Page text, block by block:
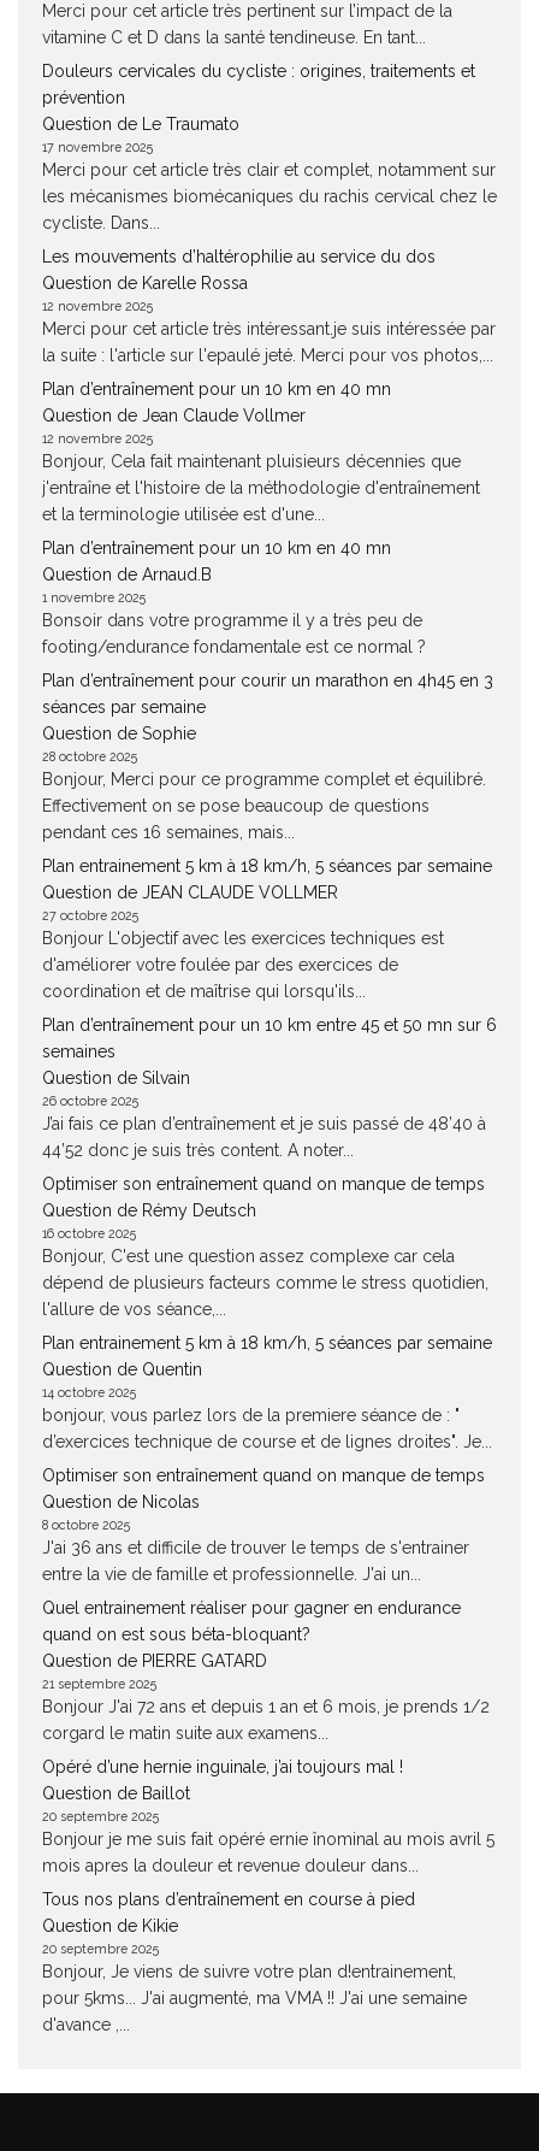
Merci pour cet article très pertinent sur l’impact de la
vitamine C et D dans la santé tendineuse. En tant...
Douleurs cervicales du cycliste : origines, traitements et
prévention
Question de Le Traumato
17 novembre 2025
Merci pour cet article très clair et complet, notamment sur
les mécanismes biomécaniques du rachis cervical chez le
cycliste. Dans...
Les mouvements d’haltérophilie au service du dos
Question de Karelle Rossa
12 novembre 2025
Merci pour cet article très intéressant.je suis intéressée par
la suite : l'article sur l'epaulé jeté. Merci pour vos photos,...
Plan d’entraînement pour un 10 km en 40 mn
Question de Jean Claude Vollmer
12 novembre 2025
Bonjour, Cela fait maintenant pluisieurs décennies que
j'entraîne et l'histoire de la méthodologie d'entraînement
et la terminologie utilisée est d'une...
Plan d’entraînement pour un 10 km en 40 mn
Question de Arnaud.B
1 novembre 2025
Bonsoir dans votre programme il y a très peu de
footing/endurance fondamentale est ce normal ?
Plan d’entraînement pour courir un marathon en 4h45 en 3
séances par semaine
Question de Sophie
28 octobre 2025
Bonjour, Merci pour ce programme complet et équilibré.
Effectivement on se pose beaucoup de questions
pendant ces 16 semaines, mais...
Plan entrainement 5 km à 18 km/h, 5 séances par semaine
Question de JEAN CLAUDE VOLLMER
27 octobre 2025
Bonjour L'objectif avec les exercices techniques est
d'améliorer votre foulée par des exercices de
coordination et de maîtrise qui lorsqu'ils...
Plan d’entraînement pour un 10 km entre 45 et 50 mn sur 6
semaines
Question de Silvain
26 octobre 2025
J’ai fais ce plan d’entraînement et je suis passé de 48’40 à
44’52 donc je suis très content. A noter...
Optimiser son entraînement quand on manque de temps
Question de Rémy Deutsch
16 octobre 2025
Bonjour, C'est une question assez complexe car cela
dépend de plusieurs facteurs comme le stress quotidien,
l'allure de vos séance,...
Plan entrainement 5 km à 18 km/h, 5 séances par semaine
Question de Quentin
14 octobre 2025
bonjour, vous parlez lors de la premiere séance de : "
d’exercices technique de course et de lignes droites". Je...
Optimiser son entraînement quand on manque de temps
Question de Nicolas
8 octobre 2025
J'ai 36 ans et difficile de trouver le temps de s'entrainer
entre la vie de famille et professionnelle. J'ai un...
Quel entrainement réaliser pour gagner en endurance
quand on est sous béta-bloquant?
Question de PIERRE GATARD
21 septembre 2025
Bonjour J'ai 72 ans et depuis 1 an et 6 mois, je prends 1/2
corgard le matin suite aux examens...
Opéré d’une hernie inguinale, j’ai toujours mal !
Question de Baillot
20 septembre 2025
Bonjour je me suis fait opéré ernie înominal au mois avril 5
mois apres la douleur et revenue douleur dans...
Tous nos plans d’entraînement en course à pied
Question de Kikie
20 septembre 2025
Bonjour, Je viens de suivre votre plan d!entrainement,
pour 5kms... J'ai augmenté, ma VMA !! J'ai une semaine
d'avance ,...